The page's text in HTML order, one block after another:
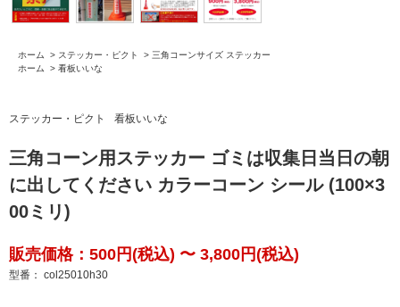
ホーム > ステッカー・ピクト > 三角コーンサイズ ステッカー
ホーム
> 看板いいな
ステッカー・ピクト 看板いいな
三角コーン用ステッカー ゴミは収集日当日の朝
に出してください カラーコーン シール (100×3
00ミリ)
販売価格：500円(税込) 〜 3,800円(税込)
型番： col25010h30